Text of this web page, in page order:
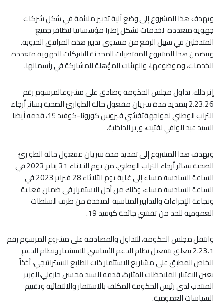
ويهدف هذا المشروع إلى وضع آلية تدبير ملائمة في شكل شركات
جهوية متعددة الخدمات تشكل إطارا مؤسساتيا لتظافر جميع
المتدخلين في سبيل الرفع من مستوى تدبير هذه المرافق الحيوية.
ويتضمن هذا المشروع المقتضيات المحدثة للشركات الجهوية متعددة
الخدمات، وموضوعها، والهيئات المؤهلة للمشاركة في رأسمالها.
إثر ذلك، تداول مجلس الحكومة وصادق على مشروعالمرسوم رقم
2.23.26 بتمديد مدة سريان مفعول حالة الطوارئ الصحية بسائر أرجاء
التراب الوطني لمواجهةتفشي فيروس كورونا-كوفيد 19، قدمه أيضا
السيد عبد الوافي لفتيت، وزير الداخلية.
ويهدف هذا المشروع إلى تمديد مدة سريان مفعول حالة الطوارئ
الصحية بسائر أرجاء التراب الوطني، من يوم الثلاثاء 31 يناير 2023 في
الساعة السادسة مساء إلى غاية يوم الثلاثاء 28 فبراير 2023 في
الساعة السادسة مساء، وذلك من أجل الاستمرار في ضمان فعالية
ونجاعة الإجراءات والتدابير المناسبة المتخذة من طرف السلطات
العمومية للحد من تفشي جائحة كوفيد 19.
وانتقل مجلس الحكومة، للتداول والمصادقة على مشروع المرسوم رقم
2.23.1 يتعلق بتفعيل نظام الدعم الأساسي للاستثمار ونظام الدعم
الخاص المطبق على مشاريع الاستثمار ذات الطابع الاستراتيجي، أخذاً
بعين الاعتبار الملاحظات المثارة، قدمه السيد محسن جازولي،الوزير
المنتدب لدى رئيس الحكومة المكلف بالاستثمار والالتقائية وتقييم
السياسات العمومية.